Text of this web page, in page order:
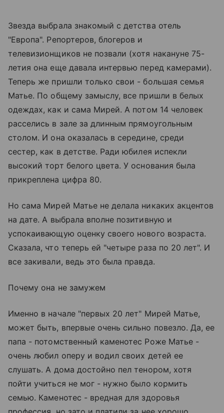
Звезда выбрала знакомый с детства отель
"Европа". Репортеров, блогеров и
телевизионщиков не позвали (хотя накануне 75-
летия она еще давала интервью перед камерами).
Теперь же пришли только свои - большая семья
Матье. По общему замыслу, все пришли в белых
одеждах, как и сама Мирей. А потом 14 человек
расселись в зале за длинным прямоугольным
столом. И она оказалась в середине, среди
сестер, как в детстве. Ради юбилея испекли
высокий торт белого цвета. У основания была
прикреплена цифра 80.
Но сама Мирей Матье не делала никаких акцентов
на дате. А выбрала вполне позитивную и
успокаивающую оценку своего нового возраста.
Сказала, что теперь ей "четыре раза по 20 лет". И
все закивали, ведь это была правда.
Почему она не замужем
Именно в начале "первых 20 лет" Мирей Матье,
может быть, впервые очень сильно повезло. Да, ее
папа - потомственный каменотес Роже Матье -
очень любил оперу и водил своих детей ее
слушать. А дома достойно пел тенором, хотя
пойти учиться не мог - нужно было кормить
семью. Каменотес - вредная для здоровья